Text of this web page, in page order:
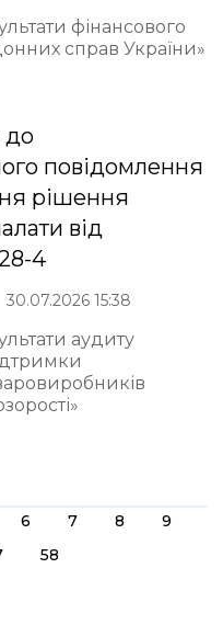
фінансового
справ України»
до
повідомлення
рішення
від
4
30.07.2026 15:38
аудиту
6 7 8
9
58